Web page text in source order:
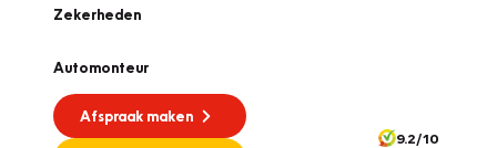
Zekerheden
Automonteur
Afspraak maken
9.2/10